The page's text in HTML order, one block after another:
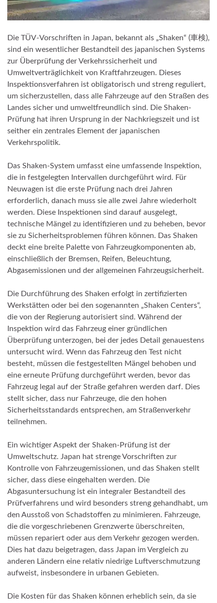
Die TÜV-Vorschriften in Japan, bekannt als „Shaken“ (車検),
sind ein wesentlicher Bestandteil des japanischen Systems
zur Überprüfung der Verkehrssicherheit und
Umweltverträglichkeit von Kraftfahrzeugen. Dieses
Inspektionsverfahren ist obligatorisch und streng reguliert,
um sicherzustellen, dass alle Fahrzeuge auf den Straßen des
Landes sicher und umweltfreundlich sind. Die Shaken-
Prüfung hat ihren Ursprung in der Nachkriegszeit und ist
seither ein zentrales Element der japanischen
Verkehrspolitik.
Das Shaken-System umfasst eine umfassende Inspektion,
die in festgelegten Intervallen durchgeführt wird. Für
Neuwagen ist die erste Prüfung nach drei Jahren
erforderlich, danach muss sie alle zwei Jahre wiederholt
werden. Diese Inspektionen sind darauf ausgelegt,
technische Mängel zu identifizieren und zu beheben, bevor
sie zu Sicherheitsproblemen führen können. Das Shaken
deckt eine breite Palette von Fahrzeugkomponenten ab,
einschließlich der Bremsen, Reifen, Beleuchtung,
Abgasemissionen und der allgemeinen Fahrzeugsicherheit.
Die Durchführung des Shaken erfolgt in zertifizierten
Werkstätten oder bei den sogenannten „Shaken Centers“,
die von der Regierung autorisiert sind. Während der
Inspektion wird das Fahrzeug einer gründlichen
Überprüfung unterzogen, bei der jedes Detail genauestens
untersucht wird. Wenn das Fahrzeug den Test nicht
besteht, müssen die festgestellten Mängel behoben und
eine erneute Prüfung durchgeführt werden, bevor das
Fahrzeug legal auf der Straße gefahren werden darf. Dies
stellt sicher, dass nur Fahrzeuge, die den hohen
Sicherheitsstandards entsprechen, am Straßenverkehr
teilnehmen.
Ein wichtiger Aspekt der Shaken-Prüfung ist der
Umweltschutz. Japan hat strenge Vorschriften zur
Kontrolle von Fahrzeugemissionen, und das Shaken stellt
sicher, dass diese eingehalten werden. Die
Abgasuntersuchung ist ein integraler Bestandteil des
Prüfverfahrens und wird besonders streng gehandhabt, um
den Ausstoß von Schadstoffen zu minimieren. Fahrzeuge,
die die vorgeschriebenen Grenzwerte überschreiten,
müssen repariert oder aus dem Verkehr gezogen werden.
Dies hat dazu beigetragen, dass Japan im Vergleich zu
anderen Ländern eine relativ niedrige Luftverschmutzung
aufweist, insbesondere in urbanen Gebieten.
Die Kosten für das Shaken können erheblich sein, da sie